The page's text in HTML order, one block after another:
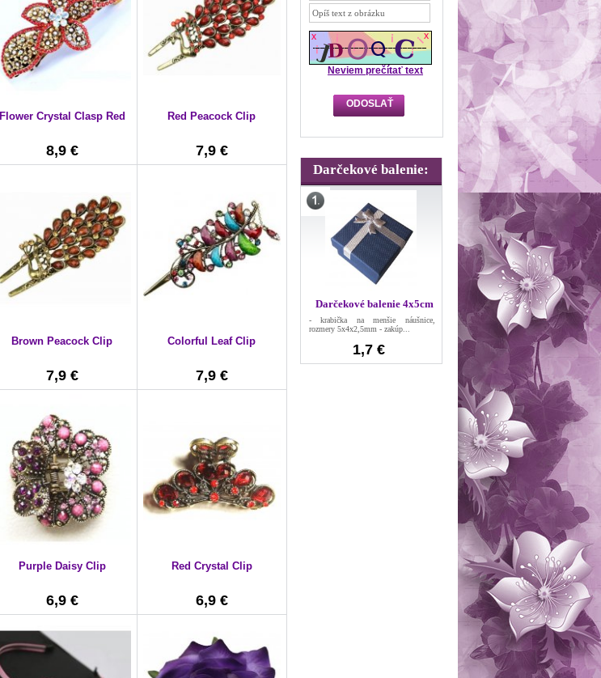
Neviem prečítať text
Darčekové balenie:
Darčekové balenie 4x5cm
- krabička na menšie náušnice,
rozmery 5x4x2,5mm - zakúp...
1,7 €
Flower Crystal Clasp Red
8,9 €
Red Peacock Clip
7,9 €
Brown Peacock Clip
7,9 €
Colorful Leaf Clip
7,9 €
Purple Daisy Clip
6,9 €
Red Crystal Clip
6,9 €